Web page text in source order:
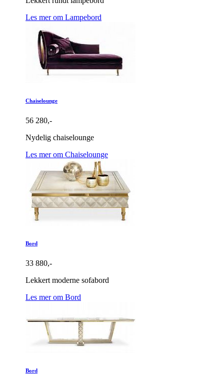
Les mer om Lampebord
Chaiselounge
56 280,-
Nydelig chaiselounge
Les mer om Chaiselounge
Bord
33 880,-
Lekkert moderne sofabord
Les mer om Bord
Bord